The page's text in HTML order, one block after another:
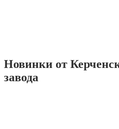
Новинки от
завода